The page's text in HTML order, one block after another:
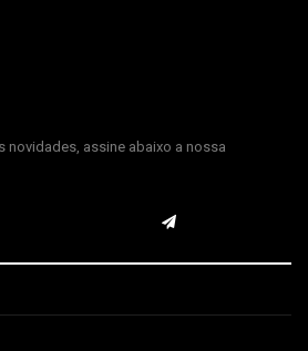
novidades, assine abaixo a nossa